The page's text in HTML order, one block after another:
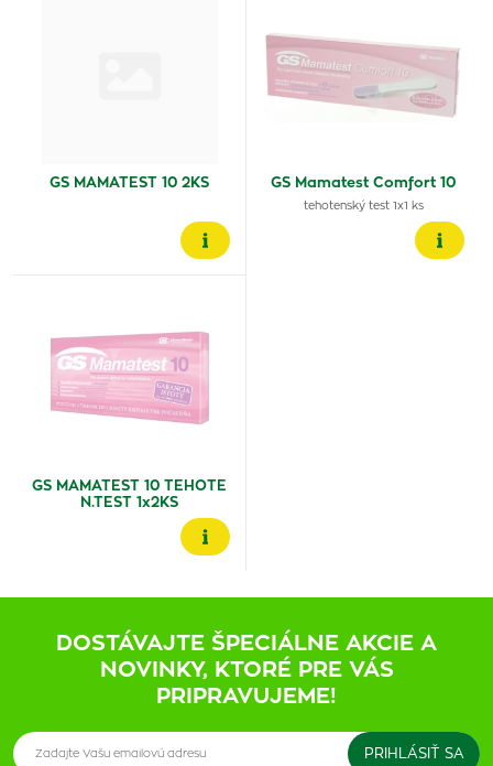
GS MAMATEST 10 2KS GS Mamatest Comfort 10
tehotenský test 1x1 ks
GS MAMATEST 10 TEHOTE
N.TEST 1x2KS
DOSTÁVAJTE ŠPECIÁLNE AKCIE A
NOVINKY, KTORÉ PRE VÁS
PRIPRAVUJEME!